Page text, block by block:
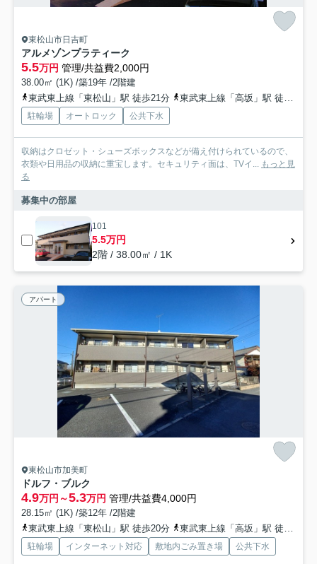
東松山市日吉町
アルメゾンプラティーク
5.5万円 管理/共益費2,000円
38.00㎡ (1K) /築19年 /2階建
東武東上線「東松山」駅 徒歩21分
東武東上線「高坂」駅 徒歩67分
駐輪場 オートロック 公共下水
収納はクロゼット・シューズボックスなどが備え付けられているので、
衣類や日用品の収納に重宝します。セキュリティ面は、TVイ...
もっと見
る
募集中の部屋
101
5.5万円
2階 / 38.00㎡ / 1K
アパート
東松山市加美町
ドルフ・ブルク
4.9万円～5.3万円 管理/共益費4,000円
28.15㎡ (1K) /築12年 /2階建
東武東上線「東松山」駅 徒歩20分
東武東上線「高坂」駅 徒歩69分
駐輪場 インターネット対応 敷地内ごみ置き場 公共下水